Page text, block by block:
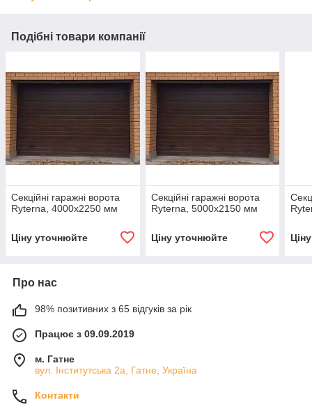
Подібні товари компанії
Секційні гаражні ворота
Ryterna, 4000х2250 мм
Ціну уточнюйте
Секційні гаражні ворота
Ryterna, 5000х2150 мм
Ціну уточнюйте
Про нас
98% позитивних з 65 відгуків за рік
Працює з 09.09.2019
м. Гатне
вул. Інститутська 2а, Гатне, Україна
Контакти